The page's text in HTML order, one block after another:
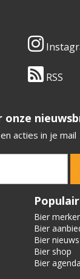
RSS
onze
acties in je mail
Populair
Bier
Bier
Bier nieuws
Bier shop
Bier agenda